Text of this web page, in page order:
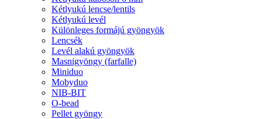
Kétlyukú lencse/lentils
Kétlyukú levél
Különleges formájú gyöngyök
Lencsék
Levél alakú gyöngyök
Masnigyöngy (farfalle)
Miniduo
Mobyduo
NIB-BIT
O-bead
Pellet gyöngy